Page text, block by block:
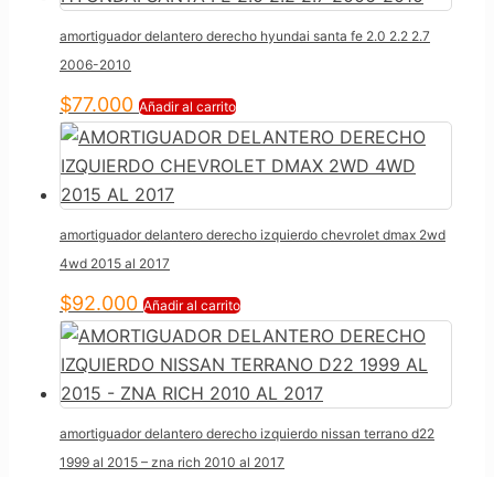
amortiguador delantero derecho hyundai santa fe 2.0 2.2 2.7
2006-2010
$77.000 Añadir al carrito
amortiguador delantero derecho izquierdo chevrolet dmax 2wd
4wd 2015 al 2017
$92.000 Añadir al carrito
amortiguador delantero derecho izquierdo nissan terrano d22
1999 al 2015 – zna rich 2010 al 2017